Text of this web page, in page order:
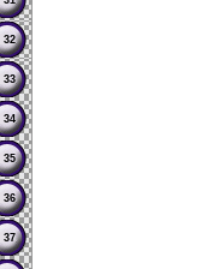
32
33
34
35
36
37